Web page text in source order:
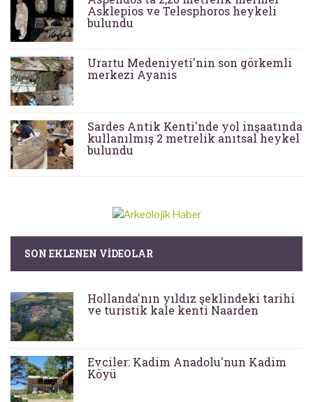
Asklepios ve Telesphoros heykeli
bulundu
Urartu Medeniyeti'nin son görkemli
merkezi Ayanis
Sardes Antik Kenti'nde yol inşaatında
kullanılmış 2 metrelik anıtsal heykel
bulundu
SON EKLENEN VIDEOLAR
Hollanda'nın yıldız şeklindeki tarihi
ve turistik kale kenti Naarden
Evciler: Kadim Anadolu'nun Kadim
Köyü